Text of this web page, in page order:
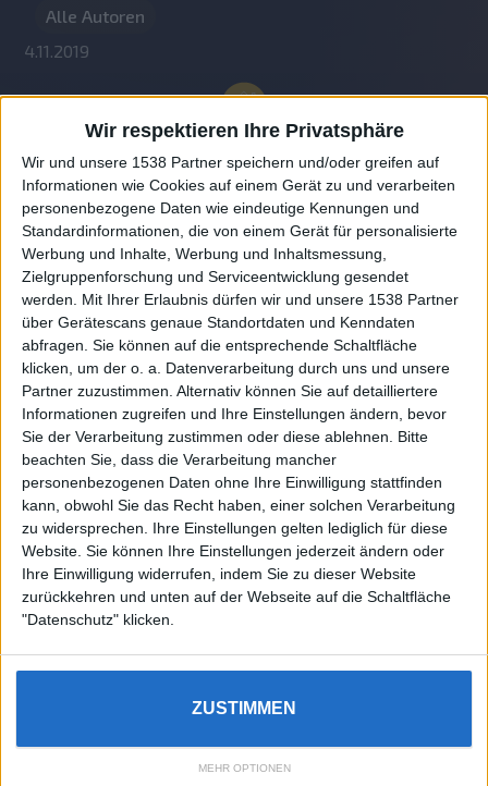
Wir respektieren Ihre Privatsphäre
Wir und unsere 1538 Partner speichern und/oder greifen auf
Informationen wie Cookies auf einem Gerät zu und verarbeiten
personenbezogene Daten wie eindeutige Kennungen und
Standardinformationen, die von einem Gerät für personalisierte
Werbung und Inhalte, Werbung und Inhaltsmessung,
Zielgruppenforschung und Serviceentwicklung gesendet
werden.
Mit Ihrer Erlaubnis dürfen wir und unsere 1538 Partner
über Gerätescans genaue Standortdaten und Kenndaten
abfragen. Sie können auf die entsprechende Schaltfläche
klicken, um der o. a. Datenverarbeitung durch uns und unsere
Partner zuzustimmen. Alternativ können Sie auf detailliertere
Informationen zugreifen und Ihre Einstellungen ändern, bevor
Sie der Verarbeitung zustimmen oder diese ablehnen.
Bitte
beachten Sie, dass die Verarbeitung mancher
personenbezogenen Daten ohne Ihre Einwilligung stattfinden
kann, obwohl Sie das Recht haben, einer solchen Verarbeitung
zu widersprechen. Ihre Einstellungen gelten lediglich für diese
Website. Sie können Ihre Einstellungen jederzeit ändern oder
Ihre Einwilligung widerrufen, indem Sie zu dieser Website
zurückkehren und unten auf der Webseite auf die Schaltfläche
"Datenschutz" klicken.
MEHR OPTIONEN
ZUSTIMMEN
Alle Autoren
4.11.2019
Auf DESMONDO findet Ihr Inspirationen für
individuelles, gemütliches und intelligentes Wohnen,
die aktuellsten Einrichtungstrends und Informatives zu
neuesten Smart Home Systemen.
About
DESMONDO Suche
Kooperationen
Rechtliches
Impressum
Datenschutz
Sitemap
4
Copyright © 2022 DESMONDO